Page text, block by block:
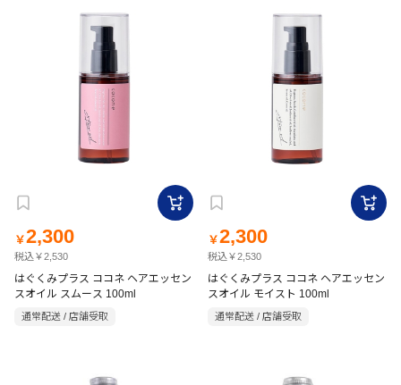
￥2,300
税込￥2,530
はぐくみプラス ココネ ヘアエッセン
スオイル スムース 100ml
通常配送 / 店舗受取
￥2,300
税込￥2,530
はぐくみプラス ココネ ヘアエッセン
スオイル モイスト 100ml
通常配送 / 店舗受取